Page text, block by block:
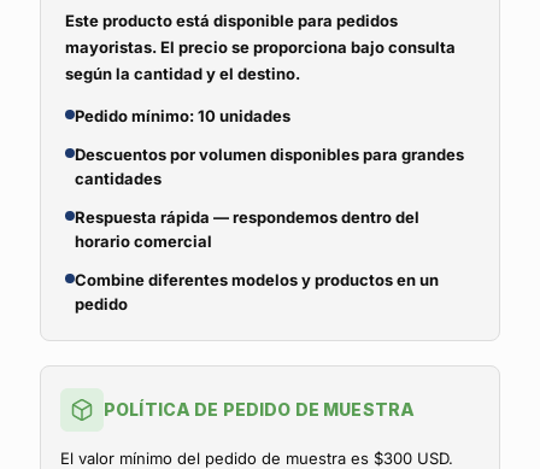
Este producto está disponible para pedidos
mayoristas. El precio se proporciona bajo consulta
según la cantidad y el destino.
Pedido mínimo: 10 unidades
Descuentos por volumen disponibles para grandes
cantidades
Respuesta rápida — respondemos dentro del
horario comercial
Combine diferentes modelos y productos en un
pedido
POLÍTICA DE PEDIDO DE MUESTRA
El valor mínimo del pedido de muestra es $300 USD.